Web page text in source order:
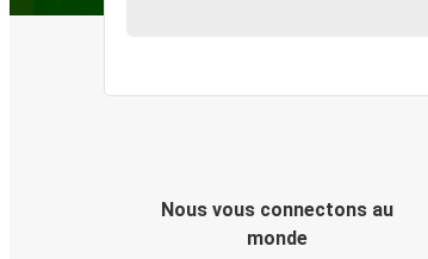
Nous vous connectons au
monde